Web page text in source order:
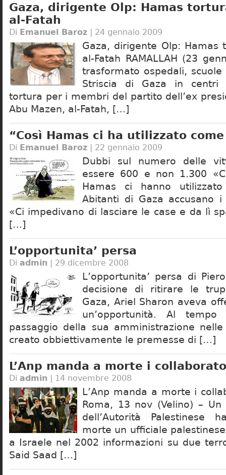
Gaza, dirigente Olp: Hamas
al-Fatah
Di Emanuel Baroz | 24 gennaio 2009
Gaza, dirigente Olp:
al-Fatah RAMALLAH (23
trasformato ospedali,
Striscia di Gaza in centri
tortura per i membri del partito dell’ex
Abu Mazen, al-Fatah, […]
“Così Hamas ci ha utilizzato
Di Emanuel Baroz | 22 gennaio 2009
Dubbi sul numero delle
essere 600 e non 1.300
Hamas ci hanno
Abitanti di Gaza accusano
«Ci impedivano di lasciare le case e da lì
[…]
L’opportunita’ persa
Di admin | 29 dicembre 2008
L’opportunita’ persa di
decisione di ritirare le
Gaza, Ariel Sharon aveva
un’opportunità. Al
passaggio della sua amministrazione
creato obbiettivamente le premesse di […]
L’Anp manda a morte i
Di admin | 14 novembre 2008
L’Anp manda a morte i
Roma, 13 nov (Velino) –
dell’Autorità Palestinese
morte un ufficiale
a Israele nel 2002 informazioni su due
Said Saad […]